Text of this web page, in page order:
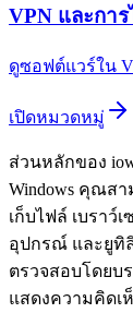
VPN และกา
ดูซอฟต์แวร์ใน
เปิดหมวดหมู่
ส่วนหลักของ
Windows คุณส
เก็บไฟล์ เบราว์
อุปกรณ์ และยูทิ
ตรวจสอบโดยบ
แสดงความคิดเ